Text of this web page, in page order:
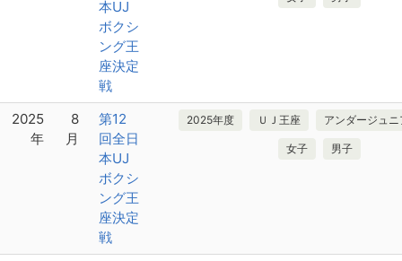
本UJ
ボクシ
ング王
座決定
戦
2025
年
8
月
第12
回全日
本UJ
ボクシ
ング王
座決定
戦
2025年度 ＵＪ王座 アンダージュ
女子 男子